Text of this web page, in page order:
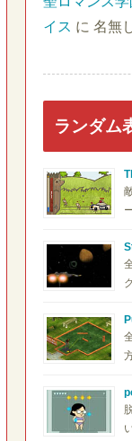
イス に 名無
ランダム